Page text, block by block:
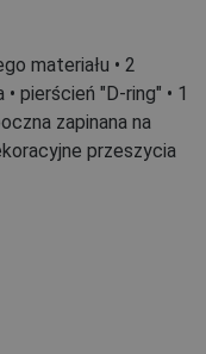
materiału • 2
pierścień "D-ring" • 1
zapinana na
przeszycia